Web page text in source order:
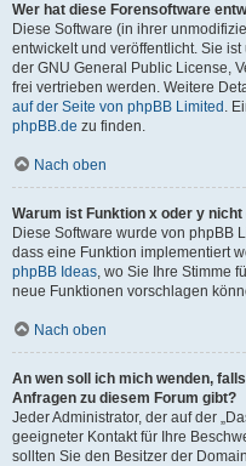
Wer hat diese Forensoftware
Diese Software (in ihrer
entwickelt und veröffentlicht. Sie
der GNU General Public License,
frei vertrieben werden. Weitere
auf der Seite von phpBB Limited .
phpBB.de zu finden.
Nach oben
Warum ist Funktion x oder y
Diese Software wurde von phpBB
dass eine Funktion implementiert
phpBB Ideas, wo Sie Ihre Stimme
neue Funktionen vorschlagen
Nach oben
An wen soll ich mich wenden,
Anfragen zu diesem Forum gibt?
Jeder Administrator, der auf der
geeigneter Kontakt für Ihre
sollten Sie den Besitzer der